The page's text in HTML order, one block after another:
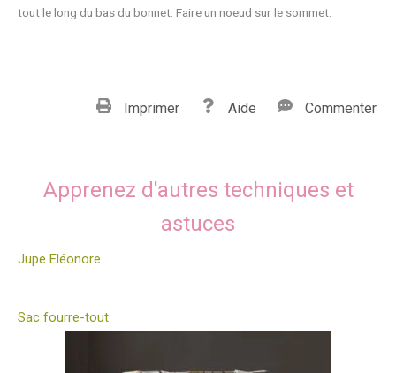
tout le long du bas du bonnet. Faire un noeud sur le sommet.
Imprimer Aide Commenter
Apprenez d'autres techniques et
astuces
Jupe Eléonore
Sac fourre-tout